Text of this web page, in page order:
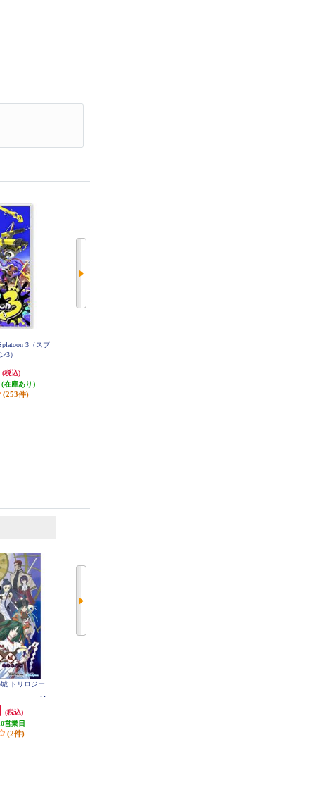
3（スプ
3）
(税込)
在庫あり）
(253件)
城 トリロジー
(税込)
営業日
(2件)